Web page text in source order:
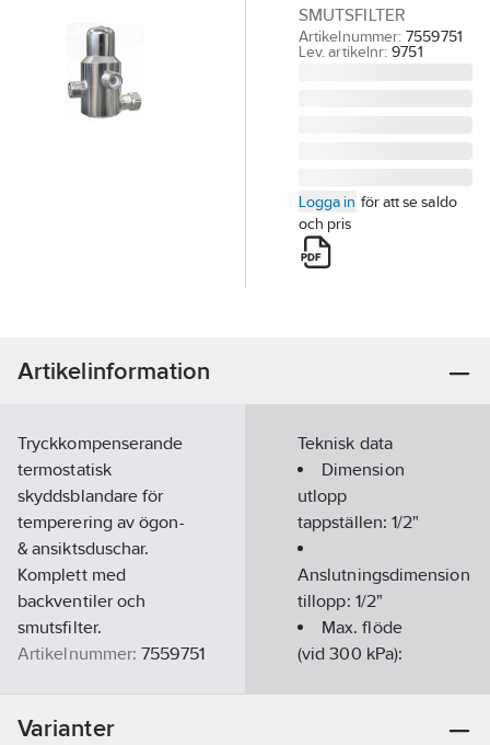
SMUTSFILTER
Artikelnummer: 7559751
Lev. artikelnr: 9751
Logga in för att se saldo
och pris
Artikelinformation
Tryckkompenserande
termostatisk
skyddsblandare för
temperering av ögon-
& ansiktsduschar.
Komplett med
backventiler och
smutsfilter.
Artikelnummer: 7559751
Teknisk data
Dimension
utlopp
tappställen:1/2"
Anslutningsdimension
tillopp: 1/2"
Max. flöde
(vid 300 kPa):
Varianter